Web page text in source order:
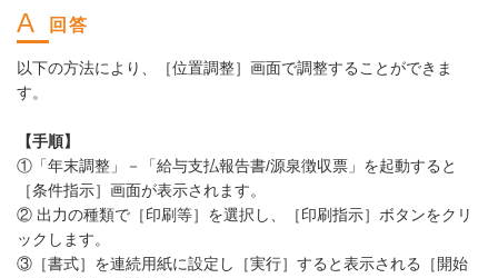
以下の方法により、［位置調整］画面で調整することができま
す。
【手順】
①「年末調整」－「給与支払報告書/源泉徴収票」を起動すると
［条件指示］画面が表示されます。
② 出力の種類で［印刷等］を選択し、［印刷指示］ボタンをクリ
ックします。
③［書式］を連続用紙に設定し［実行］すると表示される［開始